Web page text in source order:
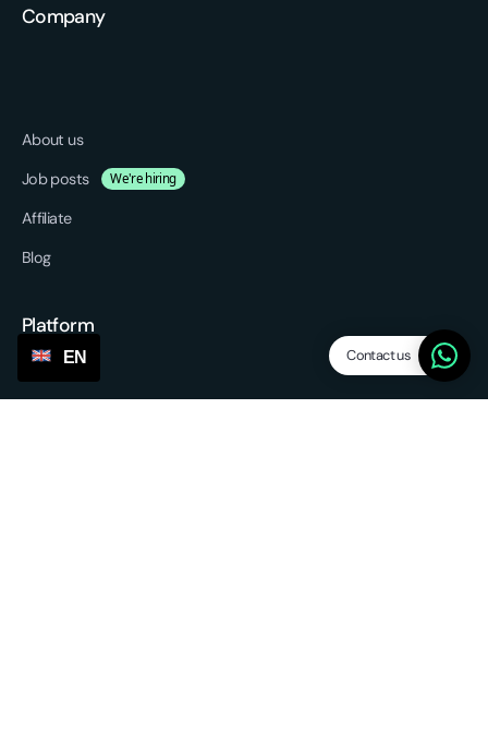
Contact us
Company
About us
Job posts
We're hiring
Affiliate
Blog
Platform
EN